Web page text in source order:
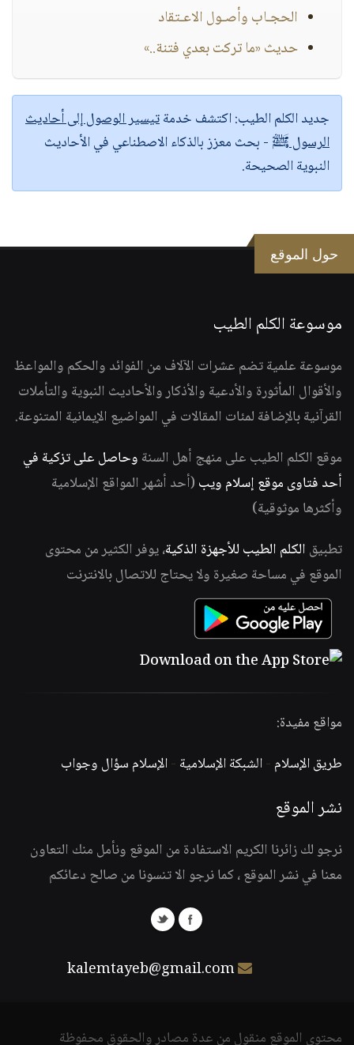
الحجـاب وأصـول الاعـتقاد
حديث «ما تركت بعدي فتنة..»
جديد الكلم الطيب:اكتشف خدمةتيسير الوصول إلى أحاديث
الرسول ﷺ - بحث معزز بالذكاء الاصطناعي في الأحاديث
النبوية الصحيحة.
حول الموقع
موسوعة الكلم الطيب
موسوعة علمية تضم عشرات الآلاف من الفوائد والحكم والمواعظ
والأقوال المأثورة والأدعية والأذكار والأحاديث النبوية والتأملات
القرآنية بالإضافة لمئات المقالات في المواضيع الإيمانية المتنوعة.
موقع الكلم الطيب على منهج أهل السنة وحاصل على تزكية في
أحد فتاوى موقع إسلام ويب (أحد أشهر المواقع الإسلامية
وأكثرها موثوقية)
تطبيق الكلم الطيب للأجهزة الذكية، يوفر الكثير من محتوى
الموقع في مساحة صغيرة ولا يحتاج للاتصال بالانترنت
مواقع مفيدة:
طريق الإسلام -الشبكة الإسلامية -الإسلام سؤال وجواب
نشر الموقع
نرجو لك زائرنا الكريم الاستفادة من الموقع ونأمل منك التعاون
معنا في نشر الموقع ، كما نرجو الا تنسونا من صالح دعائكم
kalemtayeb@gmail.com
محتوى الموقع منقول من عدة مصادر والحقوق محفوظة